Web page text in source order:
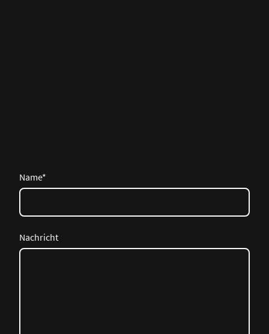
Name*
Nachricht